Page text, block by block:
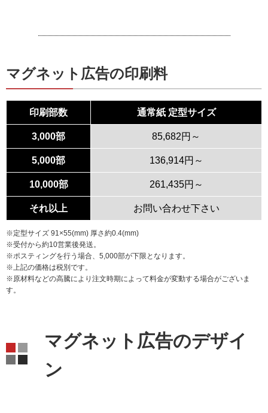
マグネット広告の印刷料
印刷部数 通常紙 定型サイズ
3,000部 85,682円～
5,000部 136,914円～
10,000部 261,435円～
それ以上 お問い合わせ下さい
※定型サイズ 91×55(mm) 厚さ約0.4(mm)
※受付から約10営業後発送。
※ポスティングを行う場合、5,000部が下限となります。
※上記の価格は税別です。
※原材料などの高騰により注文時期によって料金が変動する場合がございま
す。
マグネット広告のデザイ
ン